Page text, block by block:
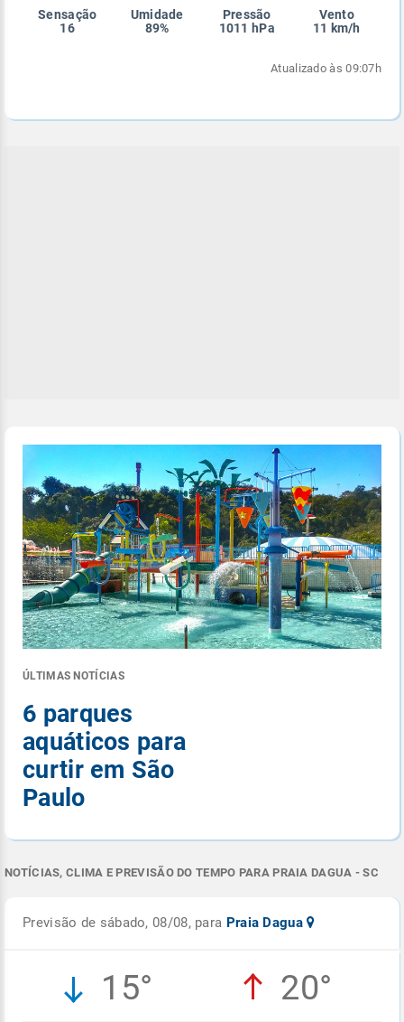
Sensação
16
Umidade
89%
Pressão
1011 hPa
Vento
11 km/h
Atualizado às 09:07h
ÚLTIMAS NOTÍCIAS
6 parques
aquáticos para
curtir em São
Paulo
NOTÍCIAS, CLIMA E PREVISÃO DO TEMPO PARA PRAIA DAGUA - SC
Previsão de sábado, 08/08, para Praia Dagua
15° 20°
Enviar
Enviar
Enviar
Enviar
Enviar